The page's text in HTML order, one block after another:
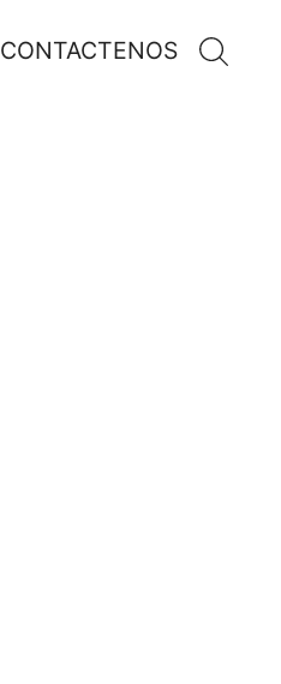
CONTACTENOS